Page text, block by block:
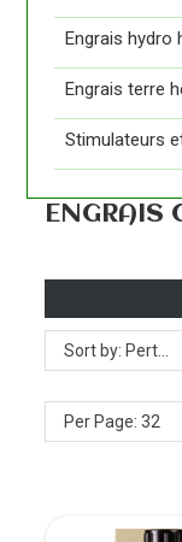
Engrais hydro
Engrais terre
Stimulateurs
ENGRAIS
Per Page: 32